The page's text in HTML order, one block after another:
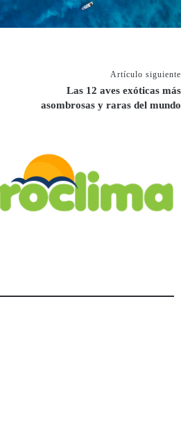
Artículo siguiente
Las 12 aves exóticas más
asombrosas y raras del mundo